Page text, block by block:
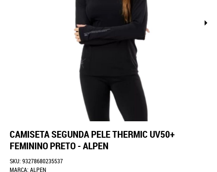
CAMISETA SEGUNDA PELE THERMIC UV50+
FEMININO PRETO - ALPEN
SKU: 93278680235537
MARCA: ALPEN